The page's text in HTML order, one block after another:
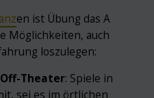
en ist Übung das A
Möglichkeiten, auch
loszulegen:
Theater: Spiele in
sei es im örtlichen